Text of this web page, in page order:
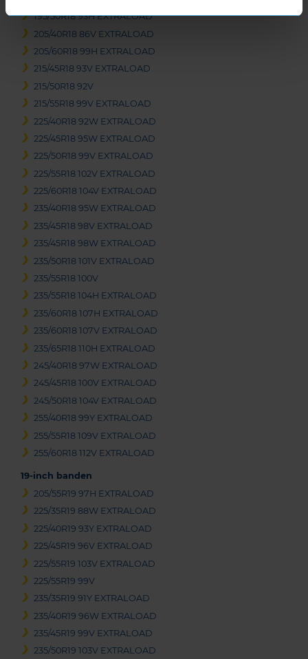
195/50R18 93H EXTRALOAD
205/40R18 86V EXTRALOAD
205/60R18 99H EXTRALOAD
215/45R18 93V EXTRALOAD
215/50R18 92V
215/55R18 99V EXTRALOAD
225/40R18 92W EXTRALOAD
225/45R18 95W EXTRALOAD
225/50R18 99V EXTRALOAD
225/55R18 102V EXTRALOAD
225/60R18 104V EXTRALOAD
235/40R18 95W EXTRALOAD
235/45R18 98V EXTRALOAD
235/45R18 98W EXTRALOAD
235/50R18 101V EXTRALOAD
235/55R18 100V
235/55R18 104H EXTRALOAD
235/60R18 107H EXTRALOAD
235/60R18 107V EXTRALOAD
235/65R18 110H EXTRALOAD
245/40R18 97W EXTRALOAD
245/45R18 100V EXTRALOAD
245/50R18 104V EXTRALOAD
255/40R18 99Y EXTRALOAD
255/55R18 109V EXTRALOAD
255/60R18 112V EXTRALOAD
19-inch banden
205/55R19 97H EXTRALOAD
225/35R19 88W EXTRALOAD
225/40R19 93Y EXTRALOAD
225/45R19 96V EXTRALOAD
225/55R19 103V EXTRALOAD
225/55R19 99V
235/35R19 91Y EXTRALOAD
235/40R19 96W EXTRALOAD
235/45R19 99V EXTRALOAD
235/50R19 103V EXTRALOAD